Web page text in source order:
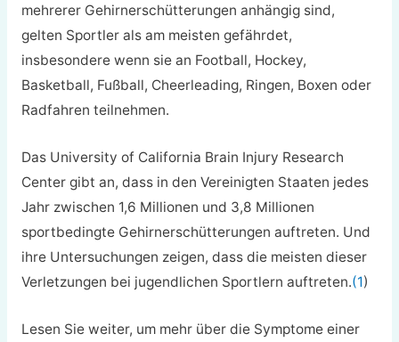
mehrerer Gehirnerschütterungen anhängig sind,
gelten Sportler als am meisten gefährdet,
insbesondere wenn sie an Football, Hockey,
Basketball, Fußball, Cheerleading, Ringen, Boxen oder
Radfahren teilnehmen.
Das University of California Brain Injury Research
Center gibt an, dass in den Vereinigten Staaten jedes
Jahr zwischen 1,6 Millionen und 3,8 Millionen
sportbedingte Gehirnerschütterungen auftreten. Und
ihre Untersuchungen zeigen, dass die meisten dieser
Verletzungen bei jugendlichen Sportlern auftreten.(1)
Lesen Sie weiter, um mehr über die Symptome einer